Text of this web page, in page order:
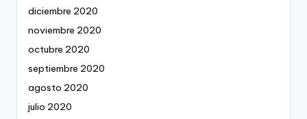
diciembre 2020
noviembre 2020
octubre 2020
septiembre 2020
agosto 2020
julio 2020